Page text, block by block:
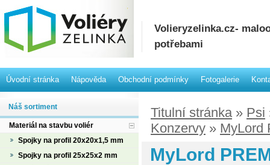
Volieryzelinka.cz-
potřebami
Úvodní stránka Nápověda Obchodní podmínky Fotogalerie
Titulní stránka» Psi
Konzervy » MyLord
MyLord
Náš sortiment
Materiál na stavbu voliér
Spojky na profil 20x20x1,5 mm
Spojky na profil 25x25x2 mm